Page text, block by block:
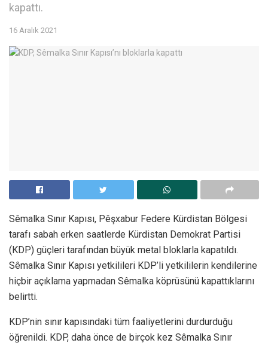
kapattı.
16 Aralık 2021
Sêmalka Sınır Kapısı, Pêşxabur Federe Kürdistan Bölgesi
tarafı sabah erken saatlerde Kürdistan Demokrat Partisi
(KDP) güçleri tarafından büyük metal bloklarla kapatıldı.
Sêmalka Sınır Kapısı yetkilileri KDP’li yetkililerin kendilerine
hiçbir açıklama yapmadan Sêmalka köprüsünü kapattıklarını
belirtti.
KDP’nin sınır kapısındaki tüm faaliyetlerini durdurduğu
öğrenildi. KDP, daha önce de birçok kez Sêmalka Sınır